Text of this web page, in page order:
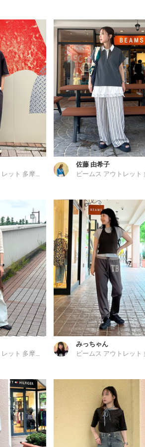
佐藤 由希子
ビームス アウトレット 多摩南大沢
みっちゃん